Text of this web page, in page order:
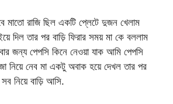
মাতো রাজি ছিল একটি প্লেটে দুজন খেলাম
দিল তার পর বাড়ি ফিরার সময় মা কে বললাম
জন্য পেপসি কিনে নেওয়া যাক আমি পেপসি
নিয়ে নেব মা একটু অবাক হয়ে দেখল তার পর
নিয়ে বাড়ি আসি.